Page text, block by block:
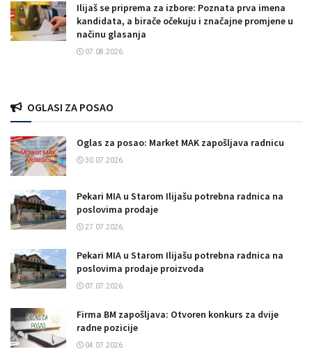
Ilijaš se priprema za izbore: Poznata prva imena
kandidata, a birače očekuju i značajne promjene u
načinu glasanja
07.08.2026.
OGLASI ZA POSAO
Oglas za posao: Market MAK zapošljava radnicu
30.07.2026.
Pekari MIA u Starom Ilijašu potrebna radnica na
poslovima prodaje
27.07.2026.
Pekari MIA u Starom Ilijašu potrebna radnica na
poslovima prodaje proizvoda
07.07.2026.
Firma BM zapošljava: Otvoren konkurs za dvije
radne pozicije
04.07.2026.